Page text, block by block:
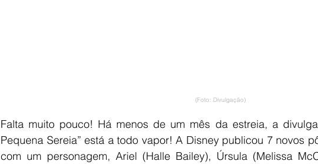
(Foto: Divulgação)
Falta muito pouco! Há menos de um mês da estreia, a
Pequena Sereia” está a todo vapor! A Disney publicou 7 novos
com um personagem, Ariel (Halle Bailey), Úrsula (Melissa